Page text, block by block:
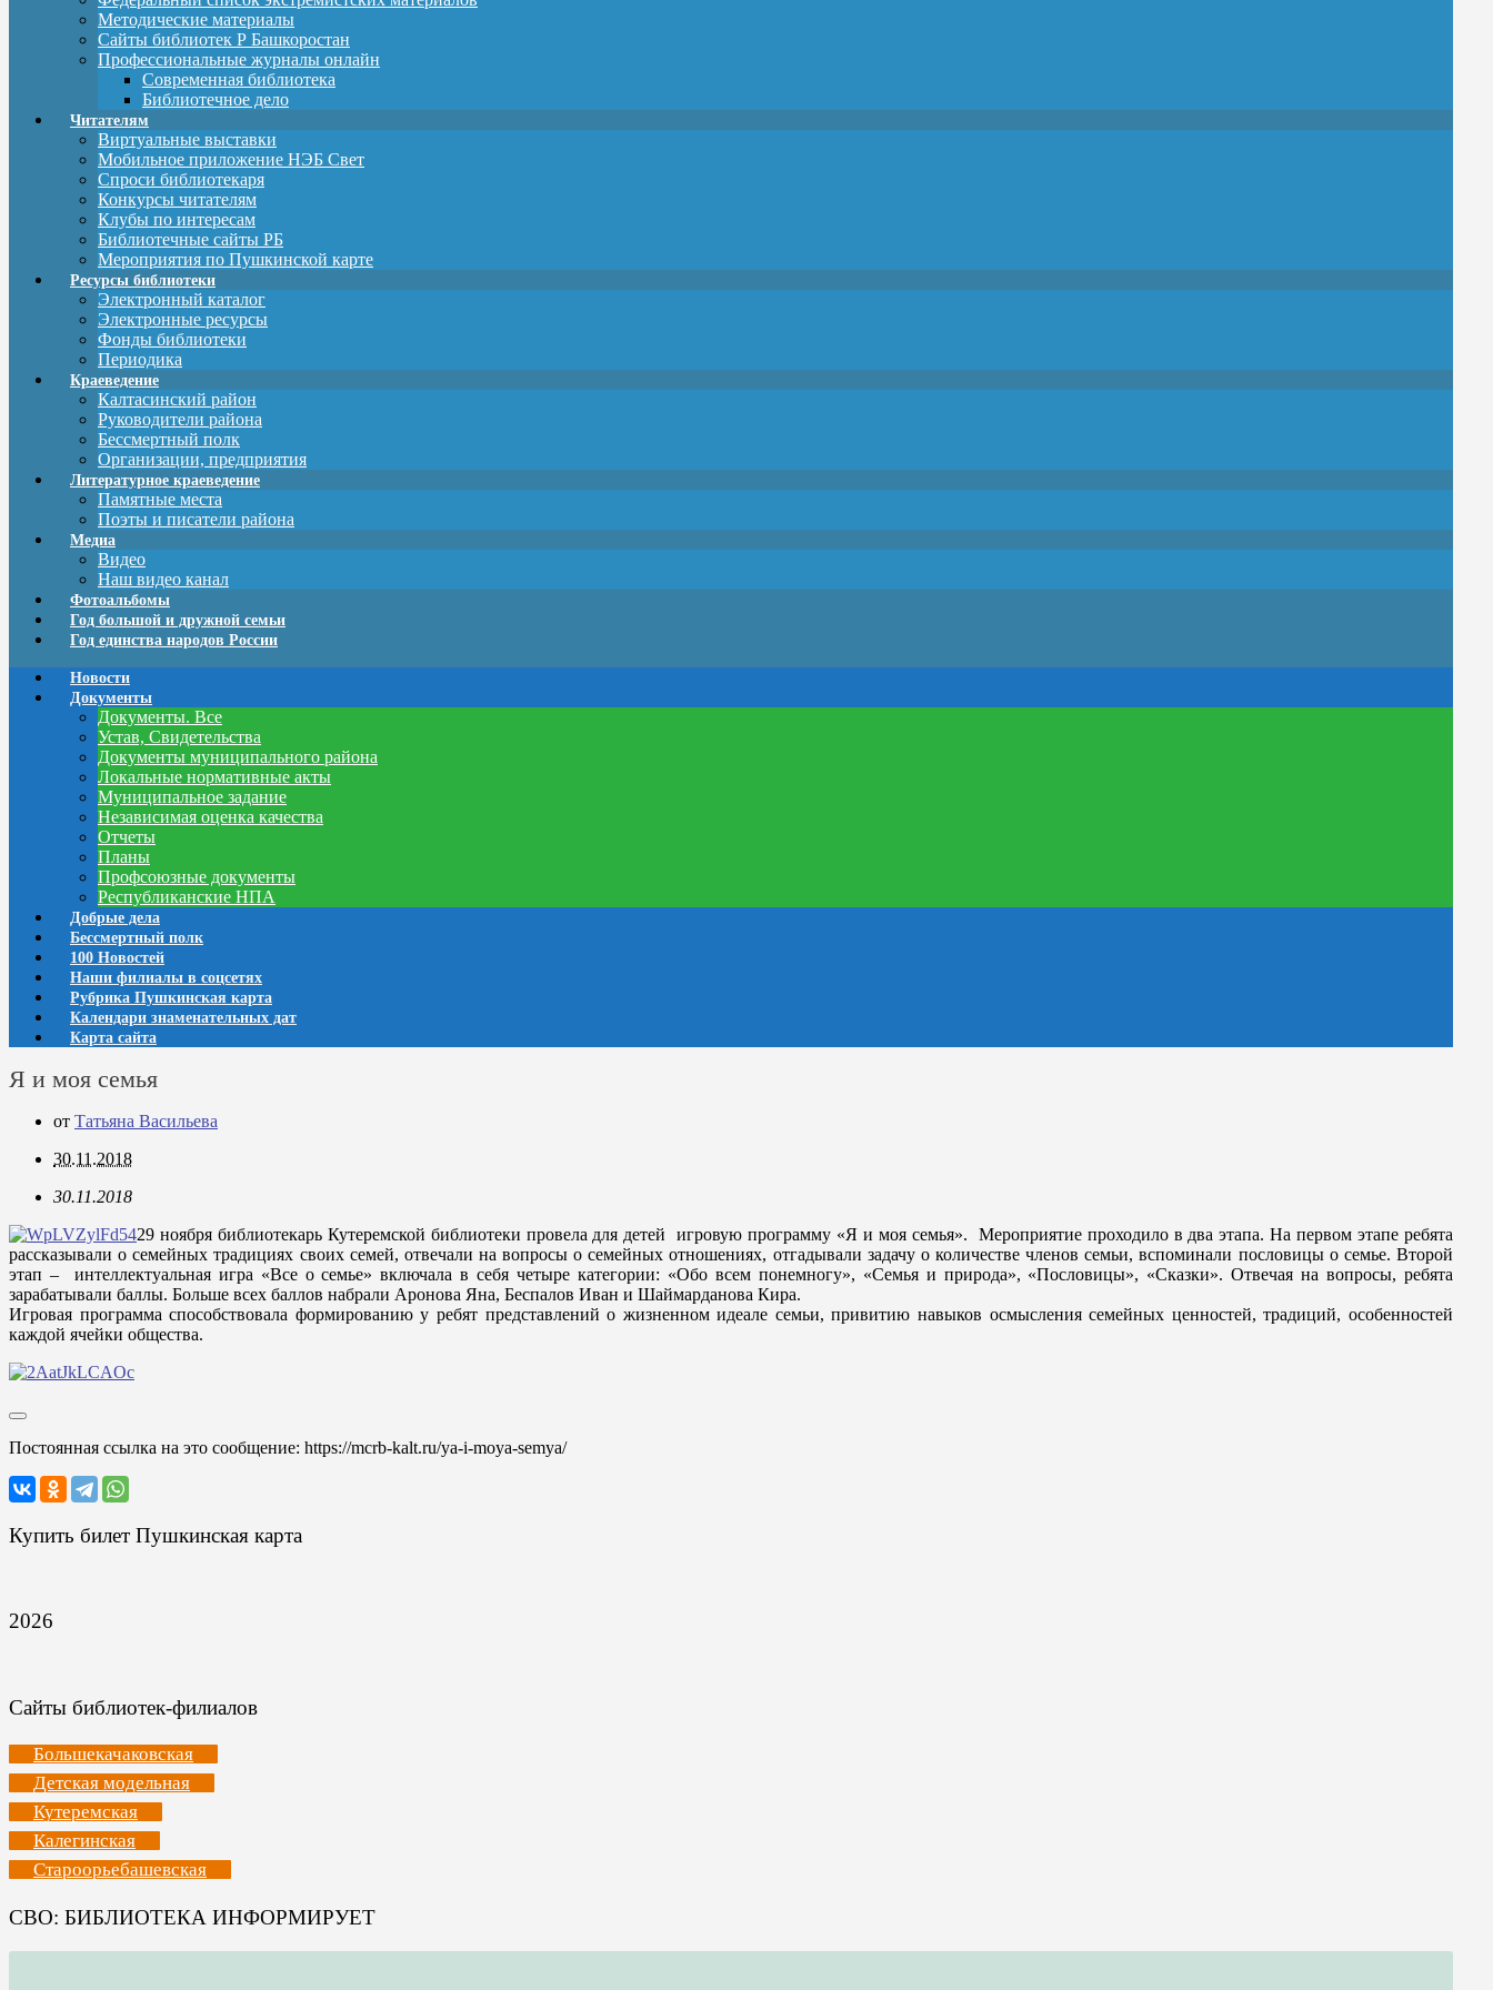
Методические материалы
Сайты библиотек Р Башкоростан
Профессиональные журналы онлайн
Современная библиотека
Библиотечное дело
Читателям
Виртуальные выставки
Мобильное приложение НЭБ Свет
Спроси библиотекаря
Конкурсы читателям
Клубы по интересам
Библиотечные сайты РБ
Мероприятия по Пушкинской карте
Ресурсы библиотеки
Электронный каталог
Электронные ресурсы
Фонды библиотеки
Периодика
Краеведение
Калтасинский район
Руководители района
Бессмертный полк
Организации, предприятия
Литературное краеведение
Памятные места
Поэты и писатели района
Медиа
Видео
Наш видео канал
Фотоальбомы
Год большой и дружной семьи
Год единства народов России
Новости
Документы
Документы. Все
Устав, Свидетельства
Документы муниципального района
Локальные нормативные акты
Муниципальное задание
Независимая оценка качества
Отчеты
Планы
Профсоюзные документы
Республиканские НПА
Добрые дела
Бессмертный полк
100 Новостей
Наши филиалы в соцсетях
Рубрика Пушкинская карта
Календари знаменательных дат
Карта сайта
Я и моя семья
от Татьяна Васильева
30.11.2018
30.11.2018
29 ноября библиотекарь Кутеремской библиотеки провела для детей игровую программу «Я и моя семья». Мероприятие проходило в два этапа. На первом этапе ребята
рассказывали о семейных традициях своих семей, отвечали на вопросы о семейных отношениях, отгадывали задачу о количестве членов семьи, вспоминали пословицы о семье. Второй
этап – интеллектуальная игра «Все о семье» включала в себя четыре категории: «Обо всем понемногу», «Семья и природа», «Пословицы», «Сказки». Отвечая на вопросы, ребята
зарабатывали баллы. Больше всех баллов набрали Аронова Яна, Беспалов Иван и Шаймарданова Кира.
Игровая программа способствовала формированию у ребят представлений о жизненном идеале семьи, привитию навыков осмысления семейных ценностей, традиций, особенностей
каждой ячейки общества.
Постоянная ссылка на это сообщение: https://mcrb-kalt.ru/ya-i-moya-semya/
Купить билет Пушкинская карта
2026
Сайты библиотек-филиалов
Большекачаковская
Детская модельная
Кутеремская
Калегинская
Староорьебашевская
СВО: БИБЛИОТЕКА ИНФОРМИРУЕТ